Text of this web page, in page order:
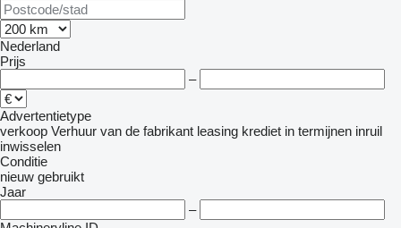
Nederland
Prijs
–
Advertentietype
verkoop Verhuur van de fabrikant leasing krediet in termijnen inruil
inwisselen
Conditie
nieuw gebruikt
Jaar
–